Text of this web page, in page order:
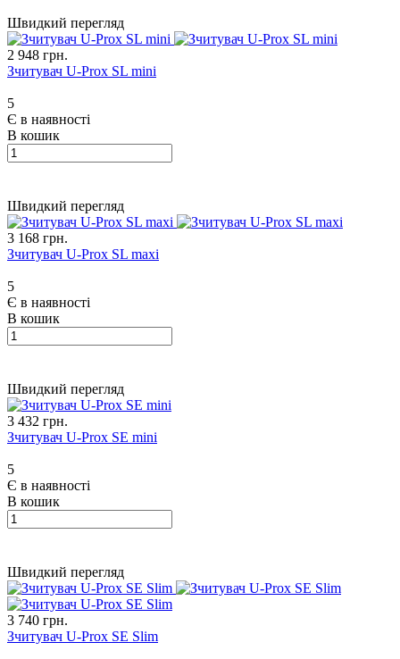
Швидкий перегляд
2 948 грн.
Зчитувач U-Prox SL mini
5
Є в наявності
В кошик
Швидкий перегляд
3 168 грн.
Зчитувач U-Prox SL maxi
5
Є в наявності
В кошик
Швидкий перегляд
3 432 грн.
Зчитувач U-Prox SE mini
5
Є в наявності
В кошик
Швидкий перегляд
3 740 грн.
Зчитувач U-Prox SE Slim